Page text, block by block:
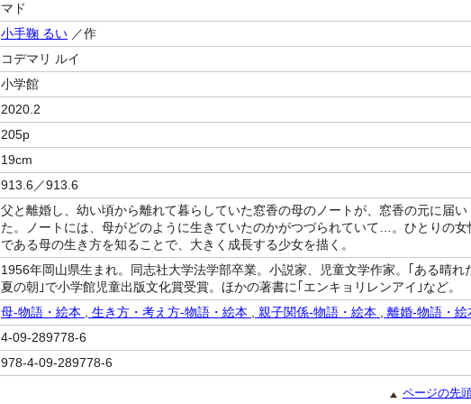
マド
小手鞠 るい ／作
コデマリ ルイ
小学館
2020.2
205p
19cm
913.6／913.6
父と離婚し、幼い頃から離れて暮らしていた窓香の母のノートが、窓香の元に届い
た。ノートには、母がどのように生きていたのかがつづられていて…。ひとりの女
である母の生き方を知ることで、大きく成長する少女を描く。
1956年岡山県生まれ。同志社大学法学部卒業。小説家、児童文学作家。｢ある晴れ
夏の朝｣で小学館児童出版文化賞受賞。ほかの著書に｢エンキョリレンアイ｣など。
母-物語・絵本 生き方・考え方-物語・絵本 親子関係-物語・絵本
離婚-物語・絵
4-09-289778-6
978-4-09-289778-6
ページの先